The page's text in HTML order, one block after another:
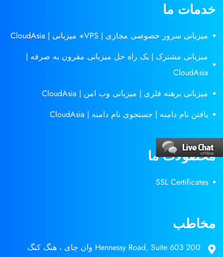
خدمات ما
میزبانی سرور خصوصی مجازی | VPS+ میزبانی | CloudAsia
میزبانی مشترک | یک راه حل میزبانی مقرون به صرفه |
CloudAsia
میزبانی برهنه فلزی | میزبانی وب امن | CloudAsia
یافتن نام دامنه | جستجوی نام دامنه | CloudAsia
محصولات ما
SSL Certificates
مخاطب
200 Hennessy Road, Suite 603 وان چای ، هنگ کنگ